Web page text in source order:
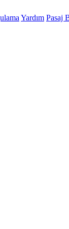
Yardım Pasaj